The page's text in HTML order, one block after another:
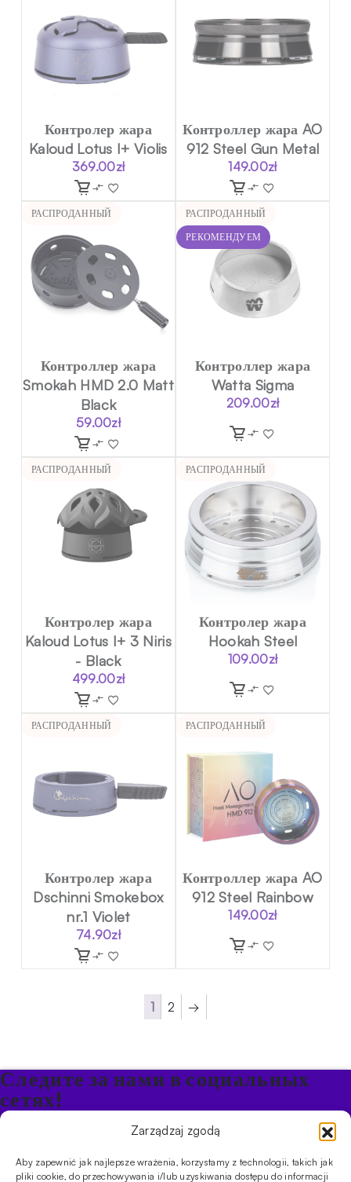
Zarządzaj zgodą
Aby zapewnić jak najlepsze wrażenia, korzystamy z technologii, takich jak
pliki cookie, do przechowywania i/lub uzyskiwania dostępu do informacji
Контролер жара
Kaloud Lotus I+ Violis
369.00zł
Контроллер жара AO
912 Steel Gun Metal
149.00zł
РАСПРОДАННЫЙ
Контроллер жара
Smokah HMD 2.0 Matt
Black
59.00zł
РАСПРОДАННЫЙ
РЕКОМЕНДУЕМ
Контроллер жара
Watta Sigma
209.00zł
РАСПРОДАННЫЙ
Контролер жара
Kaloud Lotus I+ 3 Niris
- Black
499.00zł
РАСПРОДАННЫЙ
Контролер жара
Hookah Steel
109.00zł
РАСПРОДАННЫЙ
Контролер жара
Dschinni Smokebox
nr.1 Violet
74.90zł
РАСПРОДАННЫЙ
Контроллер жара AO
912 Steel Rainbow
149.00zł
1 2 →
Следите за нами в социальных
сетях!
Будьте в курсе акций и новостей в Кальяне
ПРОДУКТЫ